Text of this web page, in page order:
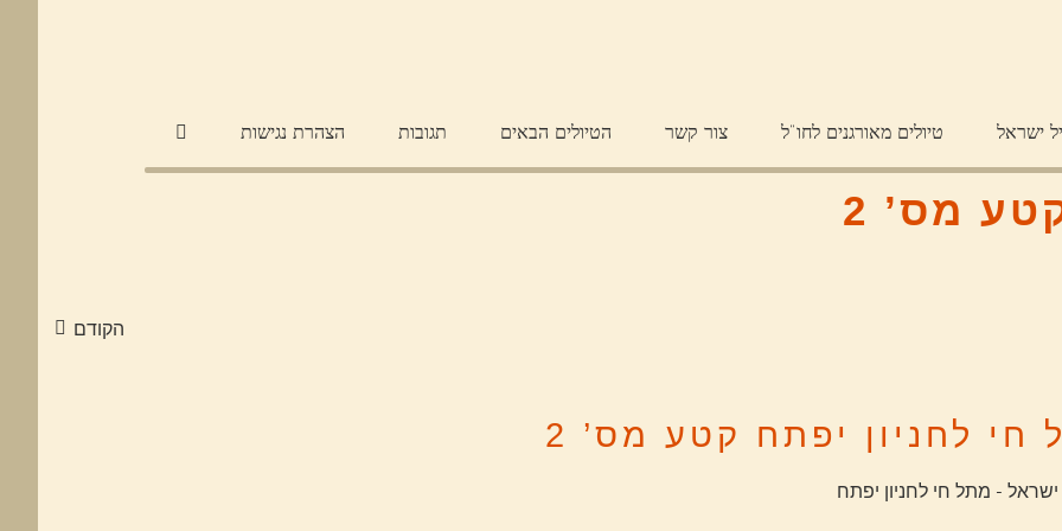
ישראל טיולים מאורגנים לחו"ל צור קשר הטיולים הבאים תגובות הצהרת נגישות
מס’ 2
הקודם
חי לחניון יפתח קטע מס’ 2